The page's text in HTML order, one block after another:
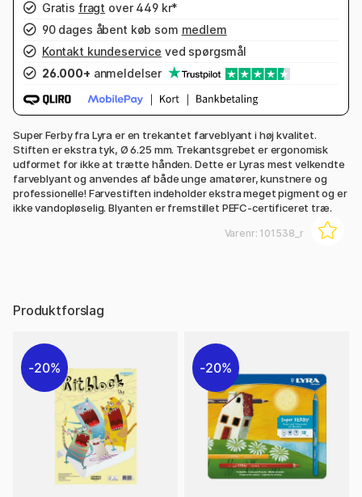
Gratis fragt over 449 kr*
90 dages åbent køb som medlem
Kontakt kundeservice ved spørgsmål
26.000+ anmeldelser
Super Ferby fra Lyra er en trekantet farveblyant i høj kvalitet.
Stiften er ekstra tyk, Ø 6.25 mm. Trekantsgrebet er ergonomisk
udformet for ikke at trætte hånden. Dette er Lyras mest velkendte
farveblyant og anvendes af både unge amatører, kunstnere og
professionelle! Farvestiften indeholder ekstra meget pigment og er
ikke vandopløselig. Blyanten er fremstillet PEFC-certificeret træ.
Varenr: 101538_r
Produktforslag
20% 20%